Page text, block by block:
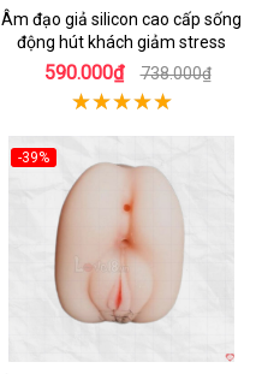
Âm đạo giả silicon cao cấp sống
động hút khách giảm stress
590.000₫ 738.000₫
-39%